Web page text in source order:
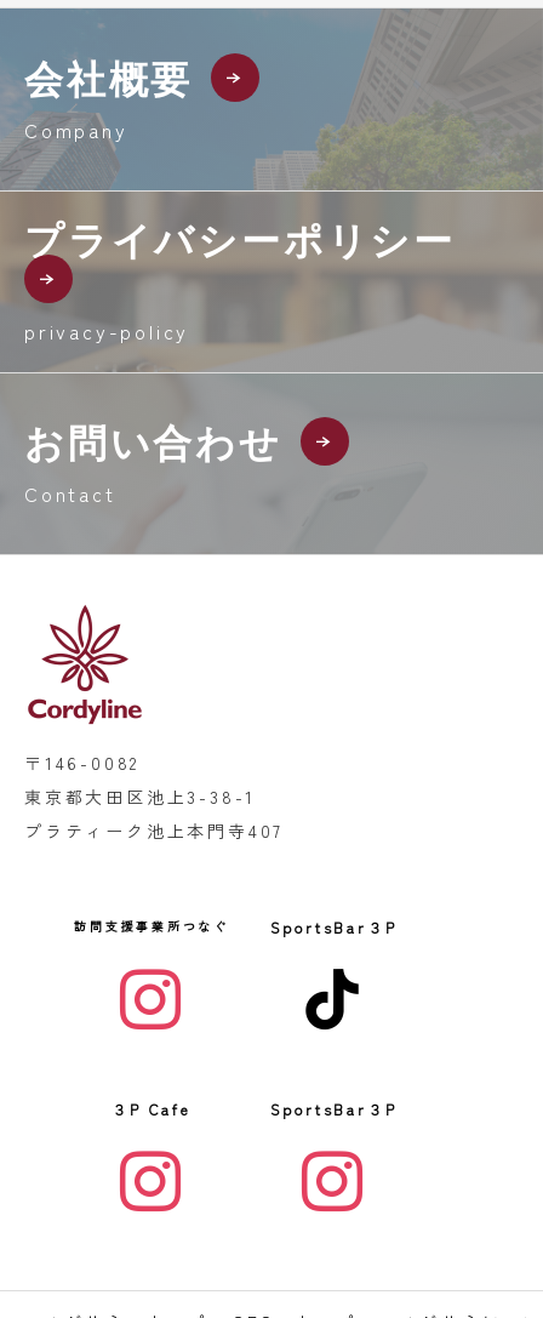
会社概要
Company
プライバシーポリシー
privacy-policy
お問い合わせ
Contact
〒146-0082
東京都大田区池上3-38-1
プラティーク池上本門寺407